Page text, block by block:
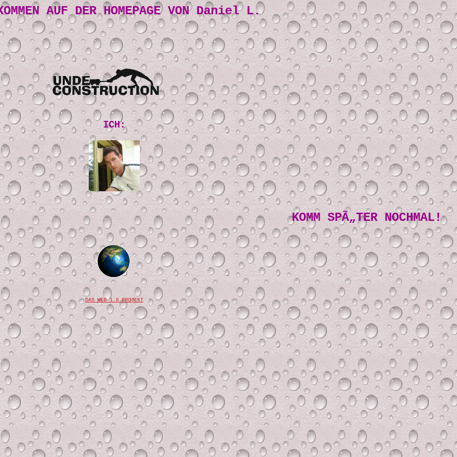
AUF DER HOMEPAGE VON Daniel L.
ICH:
KOMM SPÃ„TER NOCHMAL!
DAS WEB 1.0 PROJEKT